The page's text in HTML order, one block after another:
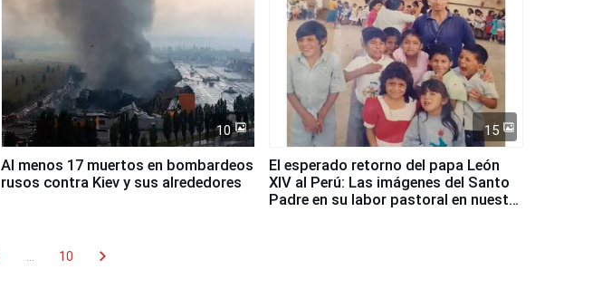
10
Al menos 17 muertos en bombardeos
rusos contra Kiev y sus alrededores
15
El esperado retorno del papa León
XIV al Perú: Las imágenes del Santo
Padre en su labor pastoral en nuestro
10 chevron_right